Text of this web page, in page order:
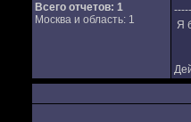
Всего отчетов: 1
Москва и область: 1
Я